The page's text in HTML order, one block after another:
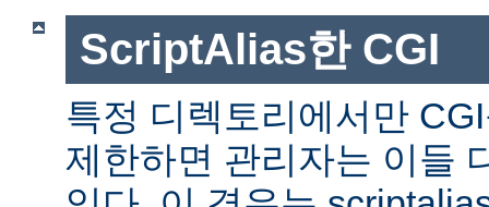
ScriptAlias한 CGI
특정 디렉토리에서만
제한하면 관리자는 이들